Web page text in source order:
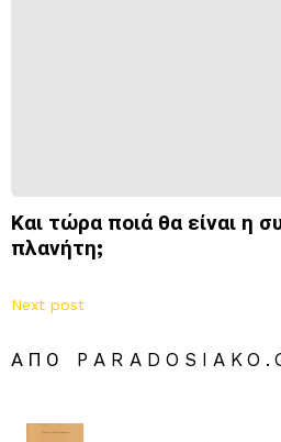
Και τώρα ποιά θα είναι η
πλανήτη;
Next post
ΑΠΌ